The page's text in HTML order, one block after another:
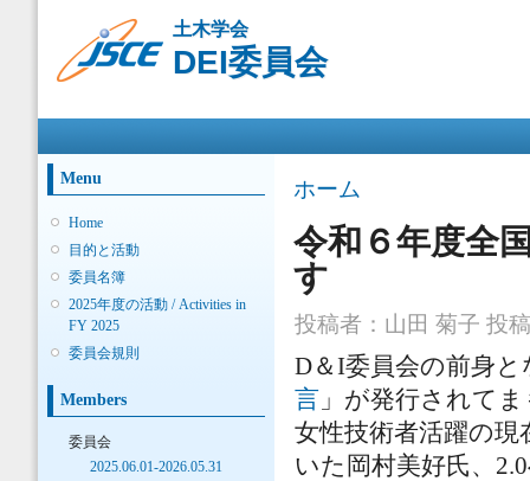
動
土木学会
DEI委員会
Menu
Home
目的と活動
委員名簿
2025年度の活動 / Activities in
FY 2025
委員会規則
Members
委員会
2025.06.01-2026.05.31
現在地
ホーム
令和６年度全
す
投稿者： 山田 菊子 投
D＆I委員会の前身
言 」が発行されて
女性技術者活躍の
いた岡村美好氏、